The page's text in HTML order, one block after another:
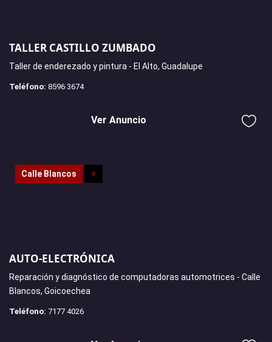
TALLER CASTILLO ZUMBADO
Taller de enderezado y pintura - El Alto, Guadalupe
Teléfono: 8596 3674
Ver Anuncio
Calle Blancos +
AUTO-ELECTRÓNICA
Reparación y diagnóstico de computadoras automotrices - Calle
Blancos, Goicoechea
Teléfono: 7177 4026